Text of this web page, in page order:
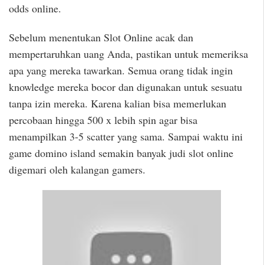
odds online.
Sebelum menentukan Slot Online acak dan
mempertaruhkan uang Anda, pastikan untuk memeriksa
apa yang mereka tawarkan. Semua orang tidak ingin
knowledge mereka bocor dan digunakan untuk sesuatu
tanpa izin mereka. Karena kalian bisa memerlukan
percobaan hingga 500 x lebih spin agar bisa
menampilkan 3-5 scatter yang sama. Sampai waktu ini
game domino island semakin banyak judi slot online
digemari oleh kalangan gamers.